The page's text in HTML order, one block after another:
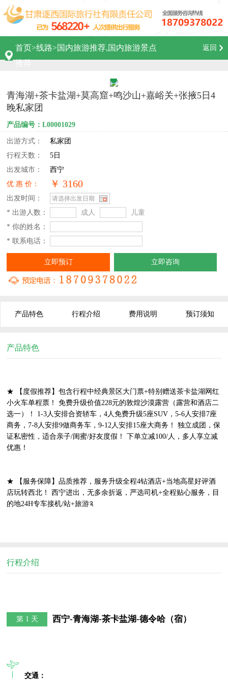
首页>线路>国内旅游推荐,国内旅游景点
返回
青海湖+茶卡盐湖+莫高窟+鸣沙山+嘉峪关+张掖5日4
晚私家团
产品编号：L00001029
出游方式：
私家团
行程天数：
5日
出发城市：
西宁
优 惠 价：
￥ 3160
出发时间：
* 出游人数：
成人
儿童
* 你的姓名：
* 联系电话：
立即预订 立即咨询
产品特色 行程介绍 费用说明 预订须知
产品特色
★ 【度假推荐】包含行程中经典景区大门票+特别赠送茶卡盐湖网红
小火车单程票！ 免费升级价值228元的敦煌沙漠露营（露营和酒店二
选一）！ 1-3人安排合资轿车，4人免费升级5座SUV，5-6人安排7座
商务，7-8人安排9做商务车，9-12人安排15座大商务！ 独立成团，保
证私密性，适合亲子/闺蜜/好友度假！ 下单立减100/人，多人享立减
★ 【服务保障】品质推荐，服务升级全程4钻酒店+当地高星好评酒
店玩转西北！ 西宁进出，无多余折返，严选司机+全程贴心服务，目
的地24H专车接机/站+旅游༉
行程介绍
第 1 天 西宁-青海湖-茶卡盐湖-德令哈（宿）
交通：